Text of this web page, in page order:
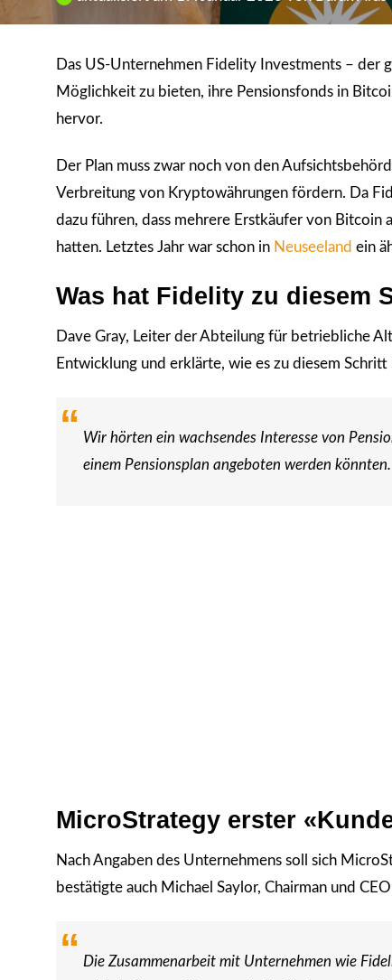
Das US-Unternehmen Fidelity Investments – der
Möglichkeit zu bieten, ihre Pensionsfonds in
hervor.
Der Plan muss zwar noch von den
Verbreitung von Kryptowährungen fördern. Da
dazu führen, dass mehrere Erstkäufer von
hatten. Letztes Jahr war schon in Neuseeland ein
Was hat Fidelity zu diesem
Dave Gray, Leiter der Abteilung für betriebliche
Entwicklung und erklärte, wie es zu diesem Schritt
Wir hörten ein wachsendes Interesse von
einem Pensionsplan angeboten werden könnten.
MicroStrategy erster
Nach Angaben des Unternehmens soll sich
bestätigte auch Michael Saylor, Chairman und
Die Zusammenarbeit mit Unternehmen wie